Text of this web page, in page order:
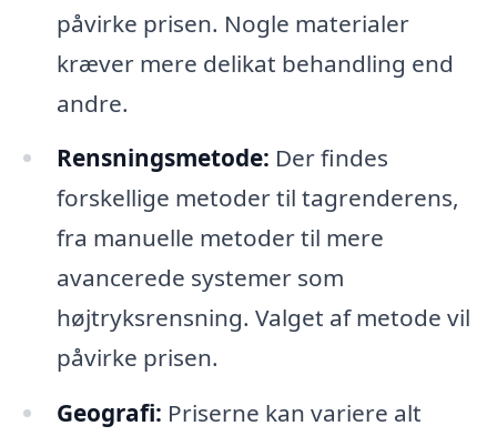
påvirke prisen. Nogle materialer
kræver mere delikat behandling end
andre.
Rensningsmetode: Der findes
forskellige metoder til tagrenderens,
fra manuelle metoder til mere
avancerede systemer som
højtryksrensning. Valget af metode vil
påvirke prisen.
Geografi: Priserne kan variere alt